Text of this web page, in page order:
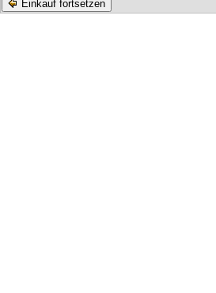
Einkauf fortsetzen